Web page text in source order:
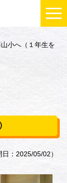
小へ（１年生を
日：2025/05/02）